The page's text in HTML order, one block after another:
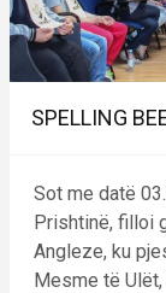
SPELLING
Sot me datë
Prishtinë, filloi
Angleze, ku
Mesme të